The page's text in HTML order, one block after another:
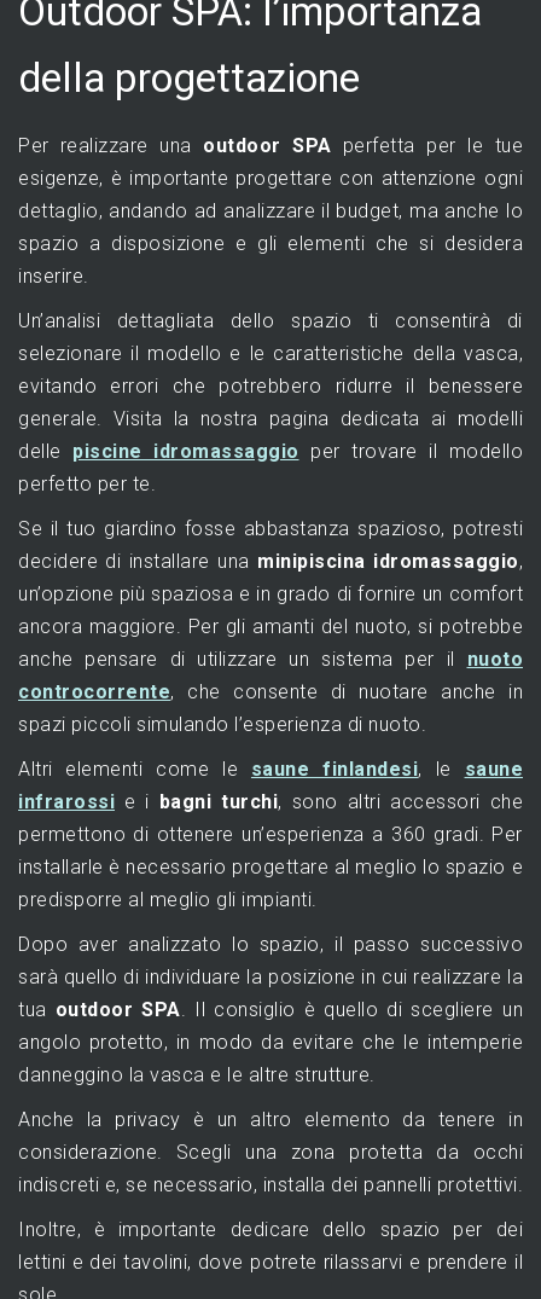
Outdoor SPA: l’importanza
della progettazione
Per realizzare una outdoor SPA perfetta per le tue
esigenze, è importante progettare con attenzione ogni
dettaglio, andando ad analizzare il budget, ma anche lo
spazio a disposizione e gli elementi che si desidera
inserire.
Un’analisi dettagliata dello spazio ti consentirà di
selezionare il modello e le caratteristiche della vasca,
evitando errori che potrebbero ridurre il benessere
generale. Visita la nostra pagina dedicata ai modelli
delle piscine idromassaggio per trovare il modello
perfetto per te.
Se il tuo giardino fosse abbastanza spazioso, potresti
decidere di installare una minipiscina idromassaggio,
un’opzione più spaziosa e in grado di fornire un comfort
ancora maggiore. Per gli amanti del nuoto, si potrebbe
anche pensare di utilizzare un sistema per il nuoto
controcorrente, che consente di nuotare anche in
spazi piccoli simulando l’esperienza di nuoto.
Altri elementi come le saune finlandesi, le saune
infrarossi e i bagni turchi, sono altri accessori che
permettono di ottenere un’esperienza a 360 gradi. Per
installarle è necessario progettare al meglio lo spazio e
predisporre al meglio gli impianti.
Dopo aver analizzato lo spazio, il passo successivo
sarà quello di individuare la posizione in cui realizzare la
tua outdoor SPA. Il consiglio è quello di scegliere un
angolo protetto, in modo da evitare che le intemperie
danneggino la vasca e le altre strutture.
Anche la privacy è un altro elemento da tenere in
considerazione. Scegli una zona protetta da occhi
indiscreti e, se necessario, installa dei pannelli protettivi.
Inoltre, è importante dedicare dello spazio per dei
lettini e dei tavolini, dove potrete rilassarvi e prendere il